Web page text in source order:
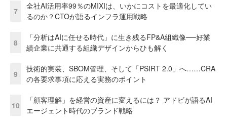
7
全社AI活用率99％のMIXIは、いかにコストを最適化してい
るのか？CTOが語るインフラ運用戦略
8
「分析はAIに任せる時代」に生き残るFP&A組織像──好業
績企業に共通する組織デザインからひも解く
9
技術的実装、SBOM管理、そして「PSIRT 2.0」へ……CRA
の各要求事項に応える実務のポイント
10
「顧客理解」を経営の資産に変えるには？ アドビが語るAI
エージェント時代のブランド戦略